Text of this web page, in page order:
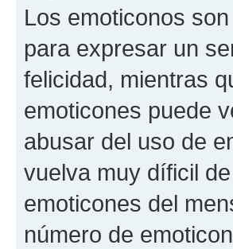
Los emoticonos
para expresar un
felicidad, mientras
emoticones puede
abusar del uso de
vuelva muy díficil
emoticones del
número de